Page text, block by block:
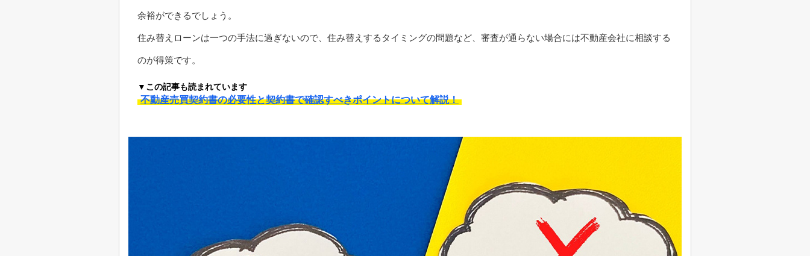
余裕ができるでしょう。
住み替えローンは一つの手法に過ぎないので、住み替えするタイミングの問題など、審査が通らない場合には不動産会社に相談する
のが得策です。
▼この記事も読まれています
不動産売買契約書の必要性と契約書で確認すべきポイントについて解説！